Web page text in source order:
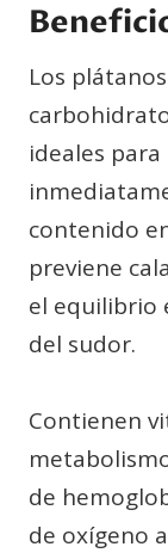
Los
ideales
contenido
previene
el equilibrio
del sudor.
Contienen
de
de oxígeno